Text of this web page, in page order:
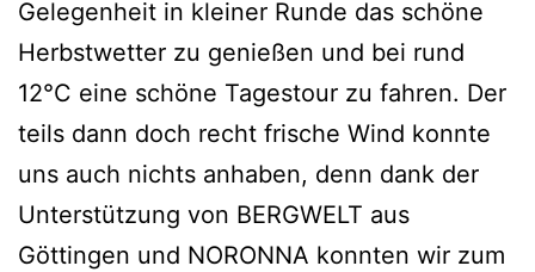
Gelegenheit in kleiner Runde das schöne
Herbstwetter zu genießen und bei rund
12°C eine schöne Tagestour zu fahren. Der
teils dann doch recht frische Wind konnte
uns auch nichts anhaben, denn dank der
Unterstützung von BERGWELT aus
Göttingen und NORONNA konnten wir zum